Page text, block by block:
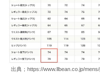
出典；https://www.llbean.co.jp/